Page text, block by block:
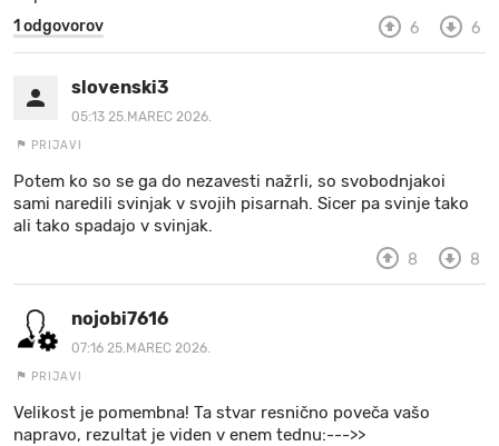
1 odgovorov 6 6
slovenski3
05:13 25.MAREC 2026.
PRIJAVI
Potem ko so se ga do nezavesti nažrli, so svobodnjakoi
sami naredili svinjak v svojih pisarnah. Sicer pa svinje tako
ali tako spadajo v svinjak.
8 8
nojobi7616
07:16 25.MAREC 2026.
PRIJAVI
Velikost je pomembna! Ta stvar resnično poveča vašo
napravo, rezultat je viden v enem tednu:--->>